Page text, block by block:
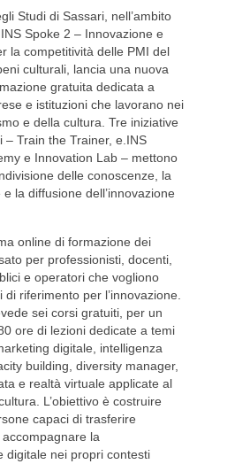
Studi di Sassari, nell’ambito
Spoke 2 – Innovazione e
la competitività delle PMI del
culturali, lancia una nuova
gratuita dedicata a
e istituzioni che lavorano nei
e della cultura. Tre iniziative
– Train the Trainer, e.INS
e Innovation Lab – mettono
delle conoscenze, la
la diffusione dell’innovazione
online di formazione dei
per professionisti, docenti,
e operatori che vogliono
riferimento per l’innovazione.
sei corsi gratuiti, per un
ore di lezioni dedicate a temi
digitale, intelligenza
building, diversity manager,
e realtà virtuale applicate al
L’obiettivo è costruire
capaci di trasferire
la
digitale nei propri contesti